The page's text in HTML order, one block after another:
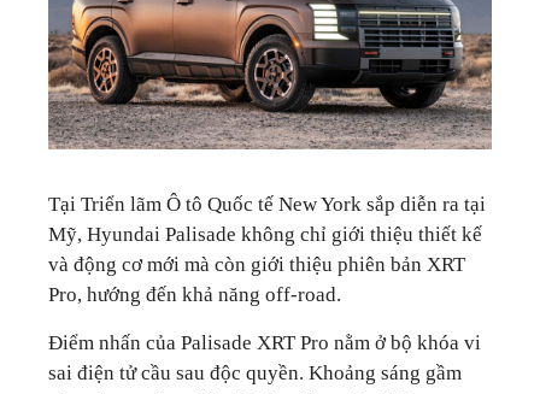
Tại Triển lãm Ô tô Quốc tế New York sắp diễn ra tại
Mỹ, Hyundai Palisade không chỉ giới thiệu thiết kế
và động cơ mới mà còn giới thiệu phiên bản XRT
Pro, hướng đến khả năng off-road.
Điểm nhấn của Palisade XRT Pro nằm ở bộ khóa vi
sai điện tử cầu sau độc quyền. Khoảng sáng gầm